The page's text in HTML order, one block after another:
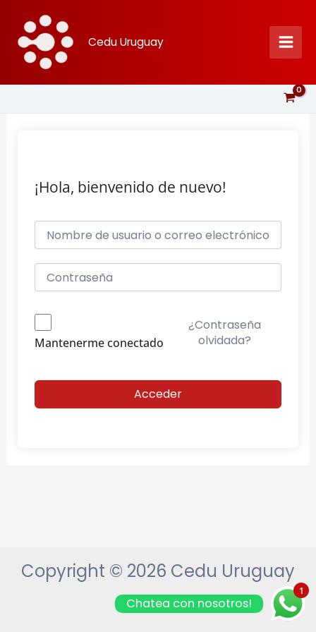
contenido
Cedu Uruguay
¡Hola, bienvenido de nuevo!
Mantenerme conectado
¿Contraseña
olvidada?
Acceder
Copyright © 2026 Cedu Uruguay
1
Chatea con nosotros!